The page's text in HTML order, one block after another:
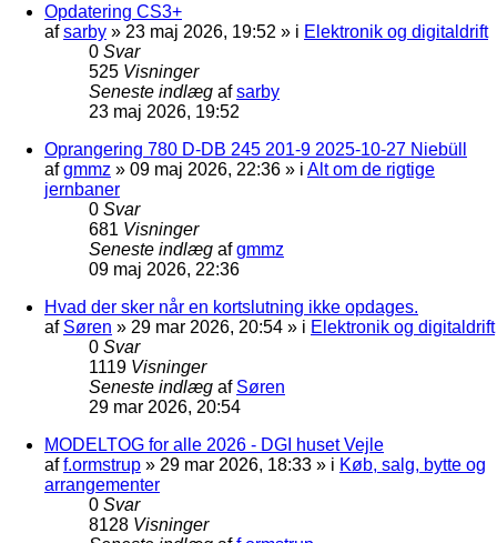
Opdatering CS3+
afsarby » 23 maj 2026, 19:52 » i Elektronik og digitaldrift
0 Svar
525 Visninger
Seneste indlæg afsarby
23 maj 2026, 19:52
Oprangering 780 D-DB 245 201-9 2025-10-27 Niebüll
afgmmz » 09 maj 2026, 22:36 » i Alt om de rigtige
jernbaner
0 Svar
681 Visninger
Seneste indlæg afgmmz
09 maj 2026, 22:36
Hvad der sker når en kortslutning ikke opdages.
af Søren » 29 mar 2026, 20:54 » i Elektronik og digitaldrift
0 Svar
1119 Visninger
Seneste indlæg af Søren
29 mar 2026, 20:54
MODELTOG for alle 2026 - DGI huset Vejle
aff.ormstrup » 29 mar 2026, 18:33 » i Køb, salg, bytte og
arrangementer
0 Svar
8128 Visninger